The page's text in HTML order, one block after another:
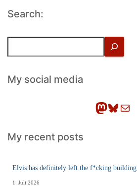
Search:
h
eMy social media
Mastodon Bluesky E-Mail
My recent posts
Elvis has definitely left the f*cking building
1. Juli 2026